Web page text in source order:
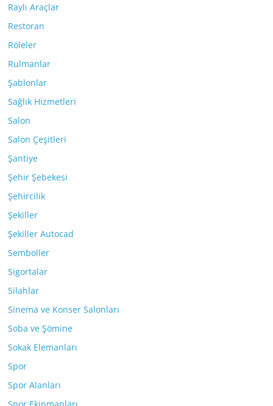
Raylı Araçlar
Restoran
Röleler
Rulmanlar
Şablonlar
Sağlık Hizmetleri
Salon
Salon Çeşitleri
Şantiye
Şehir Şebekesi
Şehircilik
Şekiller
Şekiller Autocad
Semboller
Sigortalar
Silahlar
Sinema ve Konser Salonları
Soba ve Şömine
Sokak Elemanları
Spor
Spor Alanları